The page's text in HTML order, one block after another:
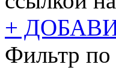
+
Фильтр по